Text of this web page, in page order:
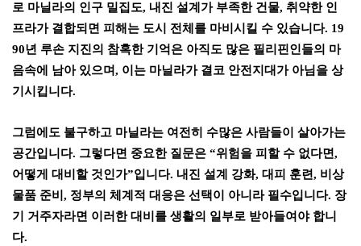
로 마닐라의 인구 밀집도, 내진 설계가 부족한 건물, 취약한 인
프라가 결합되면 피해는 도시 전체를 마비시킬 수 있습니다. 19
90년 루손 지진의 참혹한 기억은 아직도 많은 필리핀인들의 마
음속에 남아 있으며, 이는 마닐라가 결코 안전지대가 아님을 상
기시킵니다.
그럼에도 불구하고 마닐라는 여전히 수많은 사람들이 살아가는
공간입니다. 그렇다면 중요한 질문은 “위험을 피할 수 없다면,
어떻게 대비할 것인가”입니다. 내진 설계 강화, 대피 훈련, 비상
물품 준비 , 정부의 체계적 대응은 선택이 아니라 필수입니다. 장
기 거주자라면 이러한 대비를 생활의 일부로 받아들여야 합니
다.